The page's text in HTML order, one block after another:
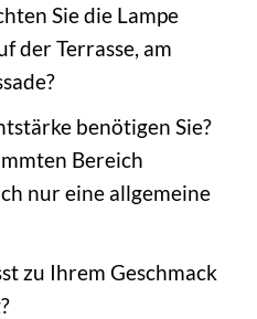
Sie die Lampe
der Terrasse, am
benötigen Sie?
Bereich
nur eine allgemeine
zu Ihrem Geschmack